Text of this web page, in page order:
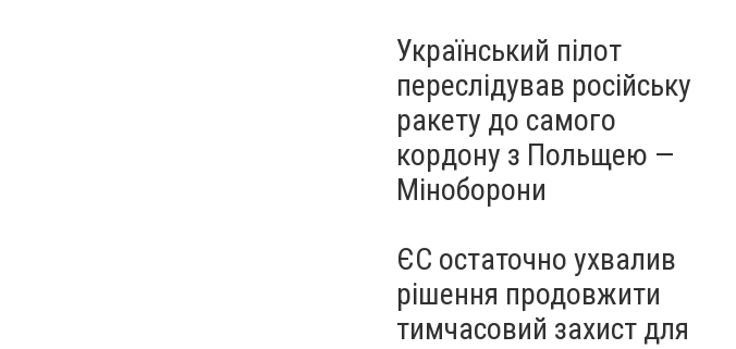
Український пілот
переслідував російську
ракету до самого
кордону з Польщею —
Міноборони
ЄС остаточно ухвалив
рішення продовжити
тимчасовий захист для